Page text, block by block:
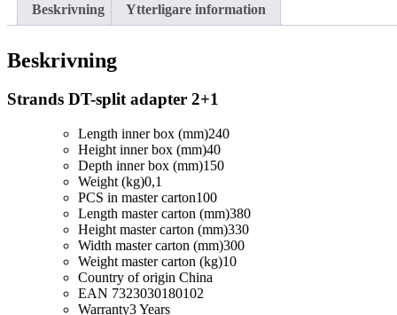
Beskrivning Ytterligare information
Beskrivning
Strands DT-split adapter 2+1
Length inner box (mm)240
Height inner box (mm)40
Depth inner box (mm)150
Weight (kg)0,1
PCS in master carton100
Length master carton (mm)380
Height master carton (mm)330
Width master carton (mm)300
Weight master carton (kg)10
Country of origin China
EAN 7323030180102
Warranty3 Years